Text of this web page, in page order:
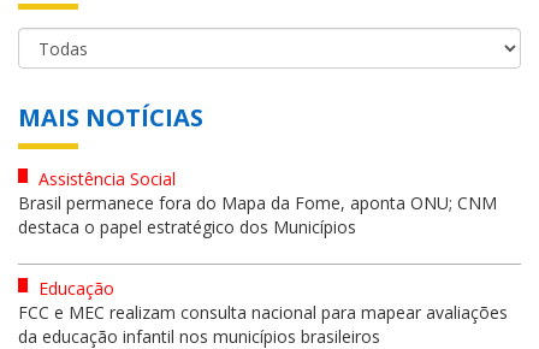
MAIS NOTÍCIAS
Assistência Social
Brasil permanece fora do Mapa da Fome, aponta ONU; CNM
destaca o papel estratégico dos Municípios
Educação
FCC e MEC realizam consulta nacional para mapear avaliações
da educação infantil nos municípios brasileiros